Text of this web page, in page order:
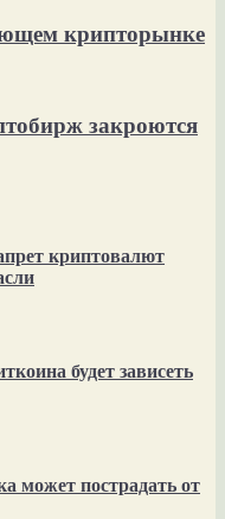
крипторынке
закроются
криптовалют
будет зависеть
может пострадать от